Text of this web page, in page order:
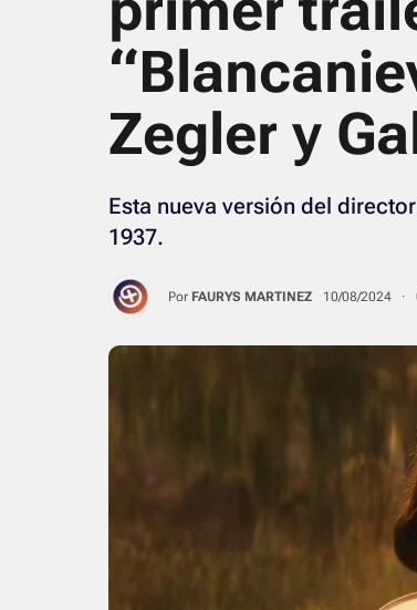
Zegler y
Esta nueva versión del
1937.
Por FAURYS MARTINEZ 10/08/2024 ·